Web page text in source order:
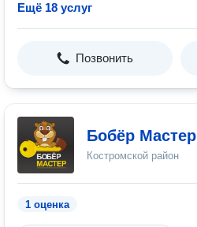
Ещё 18 услуг
Позвонить
Бобёр Мастер
Костромской район
1 оценка